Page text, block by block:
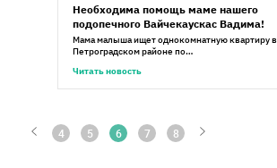
Необходима помощь маме нашего
подопечного Вайчекаускас Вадима!
Мама малыша ищет однокомнатную квартиру в
Петроградском районе по…
Читать новость
4 5 6 7 8